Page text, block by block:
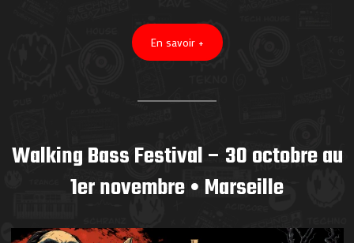
En savoir +
Walking Bass Festival – 30 octobre au
1er novembre • Marseille